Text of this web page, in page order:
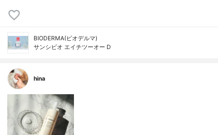
BIODERMA(ビオデルマ)
サンシビオ エイチツーオー D
hina